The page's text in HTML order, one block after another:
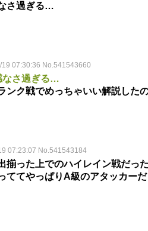
さ過ぎる…
07:30:36 No.541543660
なさ過ぎる…
ンク戦でめっちゃいい解説した
07:23:07 No.541543184
揃った上でのハイレイン戦だっ
ててやっぱりA級のアタッカー